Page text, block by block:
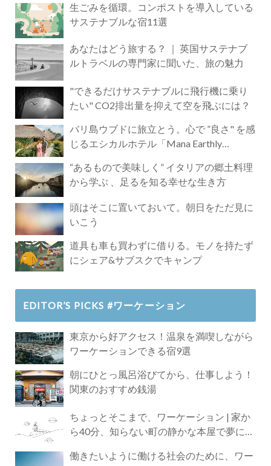
生ごみを循環。コンポストを導入している
サステナブルな宿11選
あなたはどう旅する？ ｜ 英国サステナブ
ルトラベルの専門家に聞いた、旅の魅力
"できるだけサステナブルに飛行機に乗り
たい" CO2排出量を抑えて空を飛ぶには？
バリ島ウブドに旅立とう。心で ”良さ" を感
じるエシカルホテル「Mana Earthly
“あるもので美味しく” イタリアの郷土料理
から学ぶ 、足るを知る幸せな生き方
頭はそこに置いておいて。朝日をただ見に
いこう
道具も車も買わずに借りる。モノを持たず
にシェア&サブスクでキャンプ
EDITOR’S PICKS #ワーケーション
東京から好アクセス！温泉を満喫しながら
ワーケーションできる宿9選
朝にひとっ風呂浴びてから、仕事しよう！
関東のおすすめ銭湯
ちょっとそこまで、ワーケーション | 家か
ら40分、知らない町の静かな本屋で夢に近
働きたいように働ける社会のために、ワー